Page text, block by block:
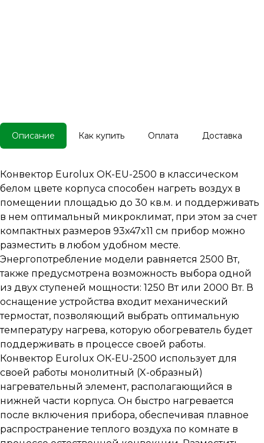
Описание Как купить Оплата Доставка
Конвектор Eurolux ОК-EU-2500 в классическом
белом цвете корпуса способен нагреть воздух в
помещении площадью до 30 кв.м. и поддерживать
в нем оптимальный микроклимат, при этом за счет
компактных размеров 93x47x11 см прибор можно
разместить в любом удобном месте.
Энергопотребление модели равняется 2500 Вт,
также предусмотрена возможность выбора одной
из двух ступеней мощности: 1250 Вт или 2000 Вт. В
оснащение устройства входит механический
термостат, позволяющий выбрать оптимальную
температуру нагрева, которую обогреватель будет
поддерживать в процессе своей работы.
Конвектор Eurolux ОК-EU-2500 использует для
своей работы монолитный (X-образный)
нагревательный элемент, располагающийся в
нижней части корпуса. Он быстро нагревается
после включения прибора, обеспечивая плавное
распространение теплого воздуха по комнате в